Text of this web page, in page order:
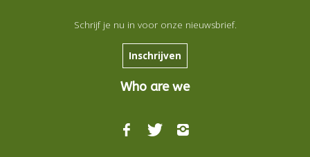
Schrijf je nu in voor onze nieuwsbrief.
Inschrijven
Who are we